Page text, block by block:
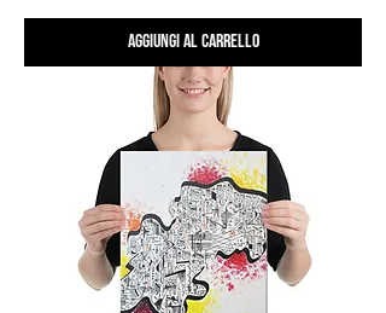
Aggiungi al carrello